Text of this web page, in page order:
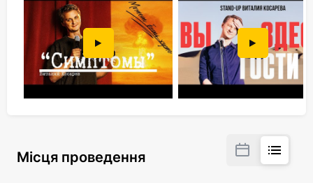
концерт. Віталій Косарєв - самобутній стендап-
комік з більш ніж 11-річним досвідом виступів, у
своїй комедії він поєднує потяг до
інтелектуальності з шаленим прагненням
розсмішити вас до хрюкання. Зазвичай друге
Місця проведення